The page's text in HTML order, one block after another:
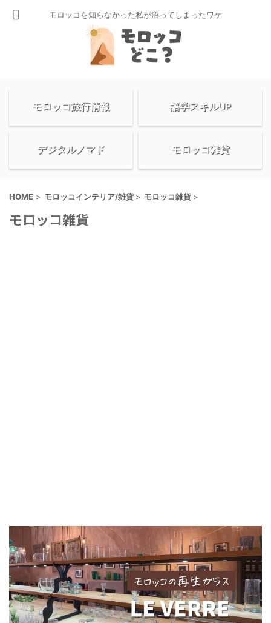
モロッコを知らなかった私が沼ってしまったワケ
モロッコ旅行情報 語学スキルUP
デジタルノマド モロッコ雑貨
HOME > モロッコインテリア/雑貨 > モロッコ雑貨 >
モロッコ雑貨